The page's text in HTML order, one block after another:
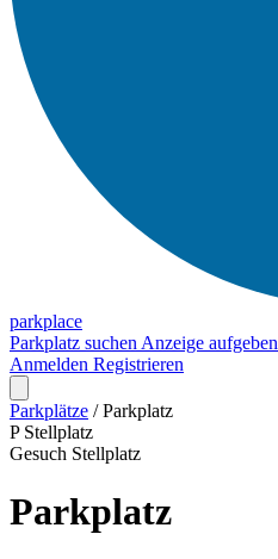
parkplace
Parkplatz suchen Anzeige aufgeben
Anmelden Registrieren
Parkplätze / Parkplatz
P Stellplatz
Gesuch Stellplatz
Parkplatz